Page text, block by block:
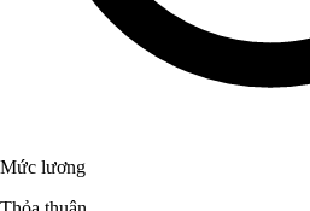
Mức lương